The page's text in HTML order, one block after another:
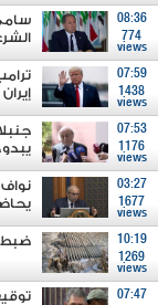
08:36
774
views
07:59
1438
views
07:53
1176
views
03:27
1677
views
10:19
1269
views
ضبط
07:47